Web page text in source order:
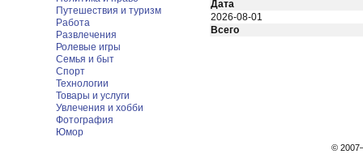
Путешествия и туризм
Работа
Развлечения
Ролевые игры
Семья и быт
Спорт
Технологии
Товары и услуги
Увлечения и хобби
Фотография
Юмор
Дата
2026-08-01
Всего
©